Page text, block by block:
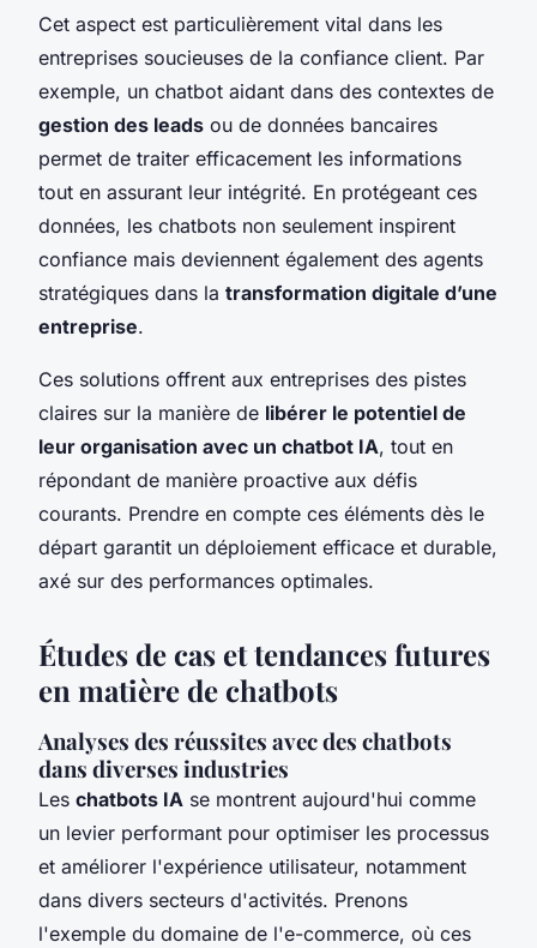
Cet aspect est particulièrement vital dans les
entreprises soucieuses de la confiance client. Par
exemple, un chatbot aidant dans des contextes de
gestion des leads ou de données bancaires
permet de traiter efficacement les informations
tout en assurant leur intégrité. En protégeant ces
données, les chatbots non seulement inspirent
confiance mais deviennent également des agents
stratégiques dans la transformation digitale d’une
entreprise.
Ces solutions offrent aux entreprises des pistes
claires sur la manière de libérer le potentiel de
leur organisation avec un chatbot IA, tout en
répondant de manière proactive aux défis
courants. Prendre en compte ces éléments dès le
départ garantit un déploiement efficace et durable,
axé sur des performances optimales.
Études de cas et tendances futures
en matière de chatbots
Analyses des réussites avec des chatbots
dans diverses industries
Les chatbots IA se montrent aujourd'hui comme
un levier performant pour optimiser les processus
et améliorer l'expérience utilisateur, notamment
dans divers secteurs d'activités. Prenons
l'exemple du domaine de l'e-commerce, où ces